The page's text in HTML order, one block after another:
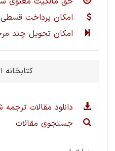
امکان پرداخت قسطی
امکان تحویل چند
کتابخانه
دانلود مقالات
جستجوی مقالات